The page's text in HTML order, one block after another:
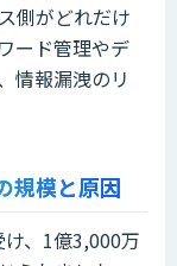
側がどれだけ
ード管理やデ
情報漏洩のリ
規模と原因
、1億3,000万